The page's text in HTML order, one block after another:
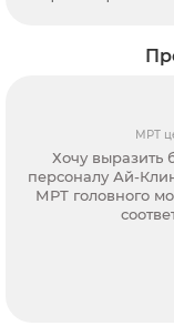
МРТ
Хочу выразить
персоналу Ай-
МРТ головного